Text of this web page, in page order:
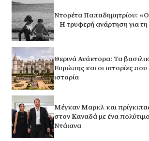
Ντορέτα Παπαδημητρίου:
– Η τρυφερή ανάρτηση για
Θερινά Ανάκτορα: Τα
Ευρώπης και οι ιστορίες
ιστορία
Μέγκαν Μαρκλ και
στον Καναδά με ένα
Ντάιανα